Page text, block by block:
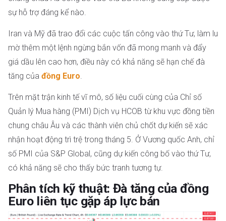
sự hỗ trợ đáng kể nào.
Iran và Mỹ đã trao đổi các cuộc tấn công vào thứ Tư, làm lu
mờ thêm một lệnh ngừng bắn vốn đã mong manh và đẩy
giá dầu lên cao hơn, điều này có khả năng sẽ hạn chế đà
tăng của đồng Euro.
Trên mặt trận kinh tế vĩ mô, số liệu cuối cùng của Chỉ số
Quản lý Mua hàng (PMI) Dịch vụ HCOB từ khu vực đồng tiền
chung châu Âu và các thành viên chủ chốt dự kiến sẽ xác
nhận hoạt động trì trệ trong tháng 5. Ở Vương quốc Anh, chỉ
số PMI của S&P Global, cũng dự kiến công bố vào thứ Tư,
có khả năng sẽ cho thấy bức tranh tương tự.
Phân tích kỹ thuật: Đà tăng của đồng
Euro liên tục gặp áp lực bán